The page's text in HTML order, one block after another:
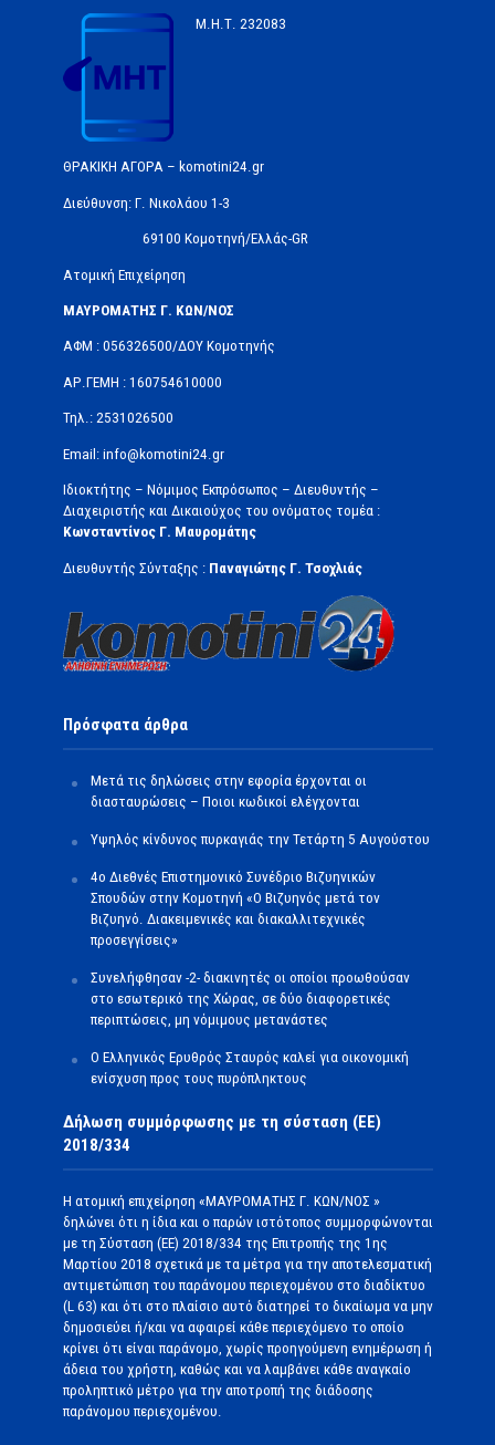
Μ.Η.Τ. 232083
ΘΡΑΚΙΚΗ ΑΓΟΡΑ – komotini24.gr
Διεύθυνση: Γ. Νικολάου 1-3
69100 Κομοτηνή/Ελλάς-GR
Ατομική Επιχείρηση
ΜΑΥΡΟΜΑΤΗΣ Γ. ΚΩΝ/ΝΟΣ
ΑΦΜ : 056326500/ΔOΥ Κομοτηνής
ΑΡ.ΓΕΜΗ : 160754610000
Τηλ.: 2531026500
Email: info@komotini24.gr
Ιδιοκτήτης – Νόμιμος Εκπρόσωπος – Διευθυντής –
Διαχειριστής και Δικαιούχος του ονόματος τομέα :
Κωνσταντίνος Γ. Μαυρομάτης
Διευθυντής Σύνταξης : Παναγιώτης Γ. Τσοχλιάς
Πρόσφατα άρθρα
Μετά τις δηλώσεις στην εφορία έρχονται οι
διασταυρώσεις – Ποιοι κωδικοί ελέγχονται
Υψηλός κίνδυνος πυρκαγιάς την Τετάρτη 5 Αυγούστου
4ο Διεθνές Επιστημονικό Συνέδριο Βιζυηνικών
Σπουδών στην Κομοτηνή «Ο Βιζυηνός μετά τον
Βιζυηνό. Διακειμενικές και διακαλλιτεχνικές
προσεγγίσεις»
Συνελήφθησαν -2- διακινητές οι οποίοι προωθούσαν
στο εσωτερικό της Χώρας, σε δύο διαφορετικές
περιπτώσεις, μη νόμιμους μετανάστες
O Ελληνικός Ερυθρός Σταυρός καλεί για οικονομική
ενίσχυση προς τους πυρόπληκτους
Δήλωση συμμόρφωσης με τη σύσταση (ΕΕ)
2018/334
Η ατομική επιχείρηση «ΜΑΥΡΟΜΑΤΗΣ Γ. ΚΩΝ/ΝΟΣ »
δηλώνει ότι η ίδια και ο παρών ιστότοπος συμμορφώνονται
με τη Σύσταση (ΕΕ) 2018/334 της Επιτροπής της 1ης
Μαρτίου 2018 σχετικά με τα μέτρα για την αποτελεσματική
αντιμετώπιση του παράνομου περιεχομένου στο διαδίκτυο
(L 63) και ότι στο πλαίσιο αυτό διατηρεί το δικαίωμα να μην
δημοσιεύει ή/και να αφαιρεί κάθε περιεχόμενο το οποίο
κρίνει ότι είναι παράνομο, χωρίς προηγούμενη ενημέρωση ή
άδεια του χρήστη, καθώς και να λαμβάνει κάθε αναγκαίο
προληπτικό μέτρο για την αποτροπή της διάδοσης
παράνομου περιεχομένου.